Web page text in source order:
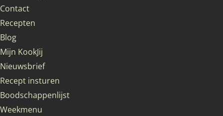
Contact
Recepten
Blog
Mijn KookJij
Nieuwsbrief
Recept insturen
Boodschappenlijst
Weekmenu